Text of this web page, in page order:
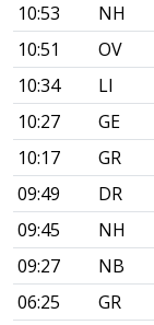
10:53
NH
10:51
OV
10:34
LI
10:27
GE
10:17
GR
09:49
DR
09:45
NH
09:27
NB
06:25
GR